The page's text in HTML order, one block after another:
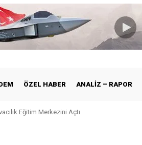
ÖZEL HABER ANALIZ – RAPOR
Eğitim Merkezini Açtı